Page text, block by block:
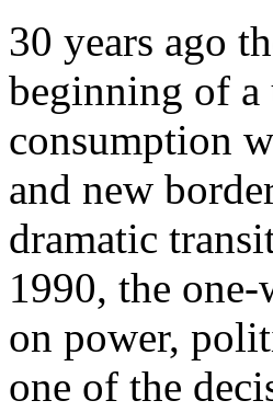
30 years ago
beginning of
consumption
and new
dramatic
1990, the
on power,
one of the